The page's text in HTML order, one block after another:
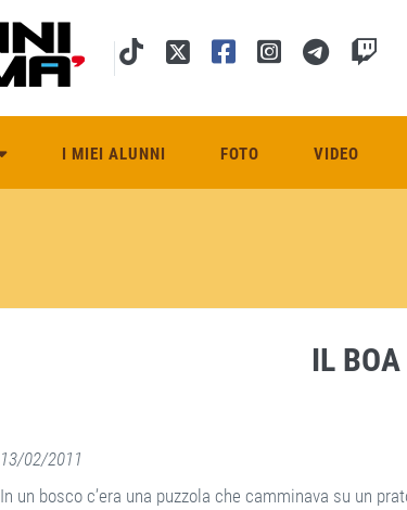
I MIEI ALUNNI FOTO VIDEO
IL
13/02/2011
In un bosco c’era una puzzola che camminava su un